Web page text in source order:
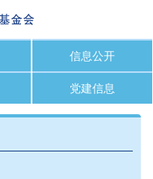
信息公开
党建信息